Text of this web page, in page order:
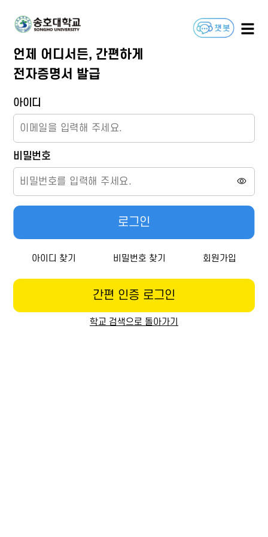
언제 어디서든, 간편하게
전자증명서 발급
아이디
비밀번호
로그인
아이디 찾기 비밀번호 찾기 회원가입
간편 인증 로그인
학교 검색으로 돌아가기